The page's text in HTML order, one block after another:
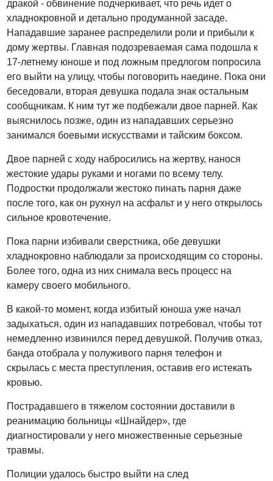
дракой - обвинение подчеркивает, что речь идет о
хладнокровной и детально продуманной засаде.
Нападавшие заранее распределили роли и прибыли к
дому жертвы. Главная подозреваемая сама подошла к
17-летнему юноше и под ложным предлогом попросила
его выйти на улицу, чтобы поговорить наедине. Пока они
беседовали, вторая девушка подала знак остальным
сообщникам. К ним тут же подбежали двое парней. Как
выяснилось позже, один из нападавших серьезно
занимался боевыми искусствами и тайским боксом.
Двое парней с ходу набросились на жертву, нанося
жестокие удары руками и ногами по всему телу.
Подростки продолжали жестоко пинать парня даже
после того, как он рухнул на асфальт и у него открылось
сильное кровотечение.
Пока парни избивали сверстника, обе девушки
хладнокровно наблюдали за происходящим со стороны.
Более того, одна из них снимала весь процесс на
камеру своего мобильного.
В какой-то момент, когда избитый юноша уже начал
задыхаться, один из нападавших потребовал, чтобы тот
немедленно извинился перед девушкой. Получив отказ,
банда отобрала у полуживого парня телефон и
скрылась с места преступления, оставив его истекать
кровью.
Пострадавшего в тяжелом состоянии доставили в
реанимацию больницы «Шнайдер», где
диагностировали у него множественные серьезные
травмы.
Полиции удалось быстро выйти на след